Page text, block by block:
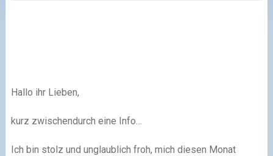
Hallo ihr Lieben,
kurz zwischendurch eine Info…
Ich bin stolz und unglaublich froh, mich diesen Monat